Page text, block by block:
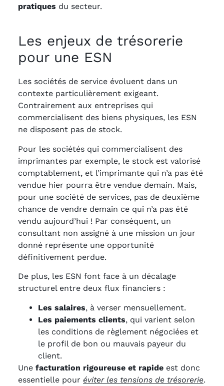
pratiques du secteur.
Les enjeux de trésorerie
pour une ESN
Les sociétés de service évoluent dans un
contexte particulièrement exigeant.
Contrairement aux entreprises qui
commercialisent des biens physiques, les ESN
ne disposent pas de stock.
Pour les sociétés qui commercialisent des
imprimantes par exemple, le stock est valorisé
comptablement, et l’imprimante qui n’a pas été
vendue hier pourra être vendue demain. Mais,
pour une société de services, pas de deuxième
chance de vendre demain ce qui n’a pas été
vendu aujourd’hui ! Par conséquent, un
consultant non assigné à une mission un jour
donné représente une opportunité
définitivement perdue.
De plus, les ESN font face à un décalage
structurel entre deux flux financiers :
Les salaires, à verser mensuellement.
Les paiements clients, qui varient selon
les conditions de règlement négociées et
le profil de bon ou mauvais payeur du
client.
Une facturation rigoureuse et rapide est donc
essentielle pour éviter les tensions de trésorerie.